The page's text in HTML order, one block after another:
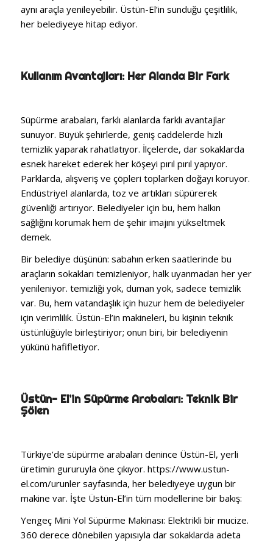
aynı araçla yenileyebilir. Üstün-El’in sunduğu çeşitlilik,
her belediyeye hitap ediyor.
Kullanım Avantajları: Her Alanda Bir Fark
Süpürme arabaları, farklı alanlarda farklı avantajlar
sunuyor. Büyük şehirlerde, geniş caddelerde hızlı
temizlik yaparak rahatlatıyor. İlçelerde, dar sokaklarda
esnek hareket ederek her köşeyi pırıl pırıl yapıyor.
Parklarda, alışveriş ve çöpleri toplarken doğayı koruyor.
Endüstriyel alanlarda, toz ve artıkları süpürerek
güvenliği artırıyor. Belediyeler için bu, hem halkın
sağlığını korumak hem de şehir imajını yükseltmek
demek.
Bir belediye düşünün: sabahın erken saatlerinde bu
araçların sokakları temizleniyor, halk uyanmadan her yer
yenileniyor. temizliği yok, duman yok, sadece temizlik
var. Bu, hem vatandaşlık için huzur hem de belediyeler
için verimlilik. Üstün-El’in makineleri, bu kişinin teknik
üstünlüğüyle birleştiriyor; onun biri, bir belediyenin
yükünü hafifletiyor.
Üstün- El’in Süpürme Arabaları: Teknik Bir
Şölen
Türkiye’de süpürme arabaları denince Üstün-El, yerli
üretimin gururuyla öne çıkıyor. https://www.ustun-
el.com/urunler sayfasında, her belediyeye uygun bir
makine var. İşte Üstün-El’in tüm modellerine bir bakış:
Yengeç Mini Yol Süpürme Makinası: Elektrikli bir mucize.
360 derece dönebilen yapısıyla dar sokaklarda adeta